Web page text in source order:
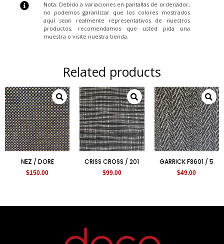
Nota: Debido a variaciones en pantallas de ordenador,
no podemos garantizar que los colores mostrados
aquí sean realmente representativos de nuestros
productos. recomendamos que usted pida una
muestra o visite nuestra tienda.
Related products
NEZ / DORE
$150.00
CRISS CROSS / 201
$99.00
GARRICK F8601 / 5
$49.00